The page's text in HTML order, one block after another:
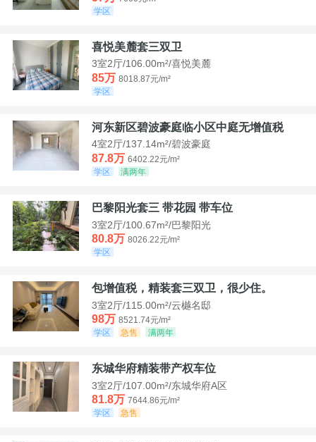
学区
喜悦美麓套三双卫
3室2厅/106.00m²/喜悦美麓
85万 8018.87元/m²
学区
河东新区碧波豪庭临小区中庭无增值税
4室2厅/137.14m²/碧波豪庭
87.8万 6402.22元/m²
学区
满两年
巴黎阳光套三 带花园 带车位
3室2厅/100.67m²/巴黎阳光
80.8万 8026.22元/m²
学区
包增值税，精装套三双卫，很少住。
3室2厅/115.00m²/云樾名邸
98万 8521.74元/m²
学区
急售 满两年
东城华府精装带产权车位
3室2厅/107.00m²/东城华府A区
81.8万 7644.86元/m²
学区
急售